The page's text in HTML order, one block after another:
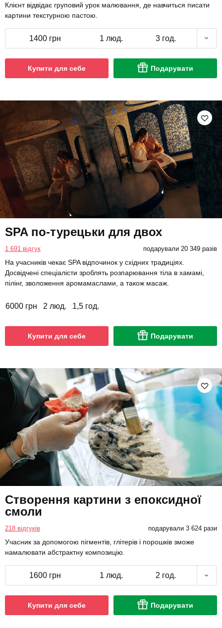
Клієнт відвідає груповий урок малювання, де навчиться писати
картини текстурною пастою.
1400 грн 1 люд. 3 год.
Купити для себе Подарувати
SPA по-турецьки для двох
1 691 відгук подарували 20 349 разів
На учасників чекає SPA відпочинок у східних традиціях.
Досвідчені спеціалісти зроблять розпарювання тіла в хамамі,
пілінг, зволоження аромамаслами, а також масаж.
6000 грн 2 люд. 1,5 год.
Купити для себе Подарувати
Створення картини з епоксидної
смоли
218 відгуків подарували 3 624 рази
Учасник за допомогою пігментів, глітерів і порошків зможе
намалювати абстрактну композицію.
1600 грн 1 люд. 2 год.
Купити для себе Подарувати